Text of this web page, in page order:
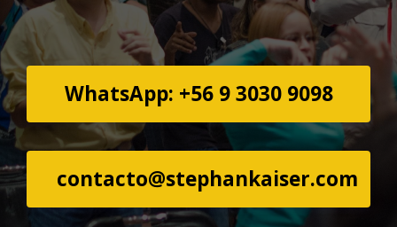
WhatsApp: +56 9 3030 9098
contacto@stephankaiser.com